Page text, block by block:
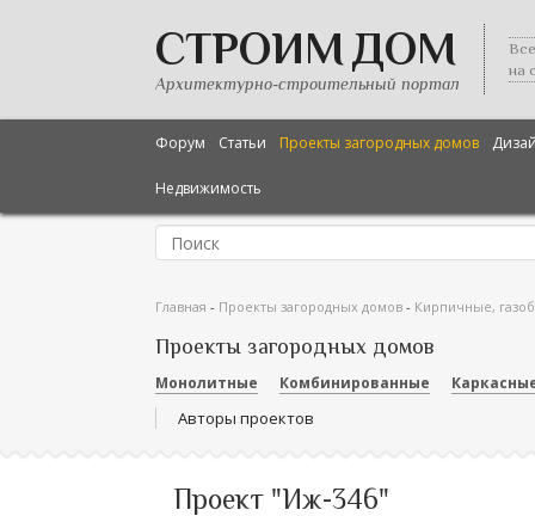
СТРОИМ ДОМ
Архитектурно-строительный портал
на
Форум Статьи Проекты загородных домов
Недвижимость
Главная - Проекты загородных домов - Кирпичные,
Проекты загородных домов
Монолитные Комбинированные
Авторы проектов
Проект "Иж-346"